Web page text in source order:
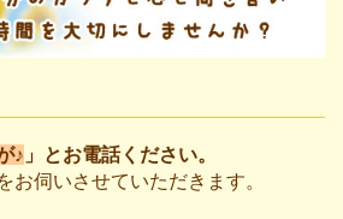
♪ 」とお電話ください。
お伺いさせていただきます。